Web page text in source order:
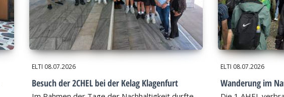
ELTI 08.07.2026
Besuch der 2CHEL bei der Kelag Klagenfurt
ELTI 08.07.2026
Wanderung im